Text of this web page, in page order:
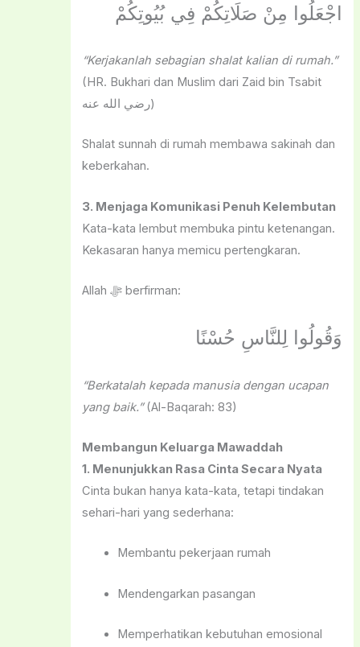
اجْعَلُوا مِنْ صَلَاتِكُمْ فِي بُيُوتِكُمْ
“Kerjakanlah sebagian shalat kalian di rumah.”
(HR. Bukhari dan Muslim dari Zaid bin Tsabit
رضي الله عنه)
Shalat sunnah di rumah membawa sakinah dan
keberkahan.
3. Menjaga Komunikasi Penuh Kelembutan
Kata-kata lembut membuka pintu ketenangan.
Kekasaran hanya memicu pertengkaran.
Allah ﷻ berfirman:
وَقُولُوا لِلنَّاسِ حُسْنًا
“Berkatalah kepada manusia dengan ucapan
yang baik.”(Al-Baqarah: 83)
Membangun Keluarga Mawaddah
1. Menunjukkan Rasa Cinta Secara Nyata
Cinta bukan hanya kata-kata, tetapi tindakan
sehari-hari yang sederhana:
Membantu pekerjaan rumah
Mendengarkan pasangan
Memperhatikan kebutuhan emosional